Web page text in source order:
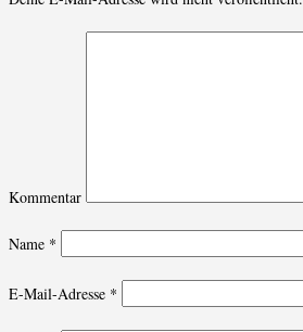
Kommentar
Name *
E-Mail-Adresse *